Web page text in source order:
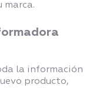
marca.
la información
producto,